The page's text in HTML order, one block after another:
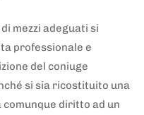
mezzi adeguati si
professionale e
del coniuge
si sia ricostituito una
diritto ad un